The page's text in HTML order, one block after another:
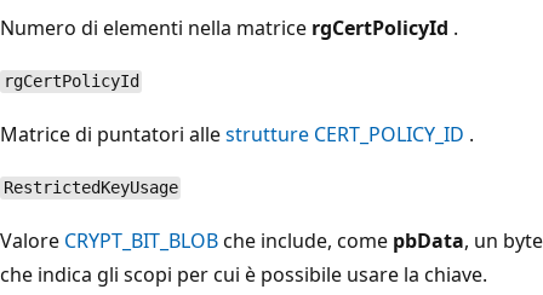
Numero di elementi nella matrice rgCertPolicyId .
rgCertPolicyId
Matrice di puntatori allestrutture CERT_POLICY_ID .
RestrictedKeyUsage
Valore CRYPT_BIT_BLOBche include, come pbData, un byte
che indica gli scopi per cui è possibile usare la chiave.